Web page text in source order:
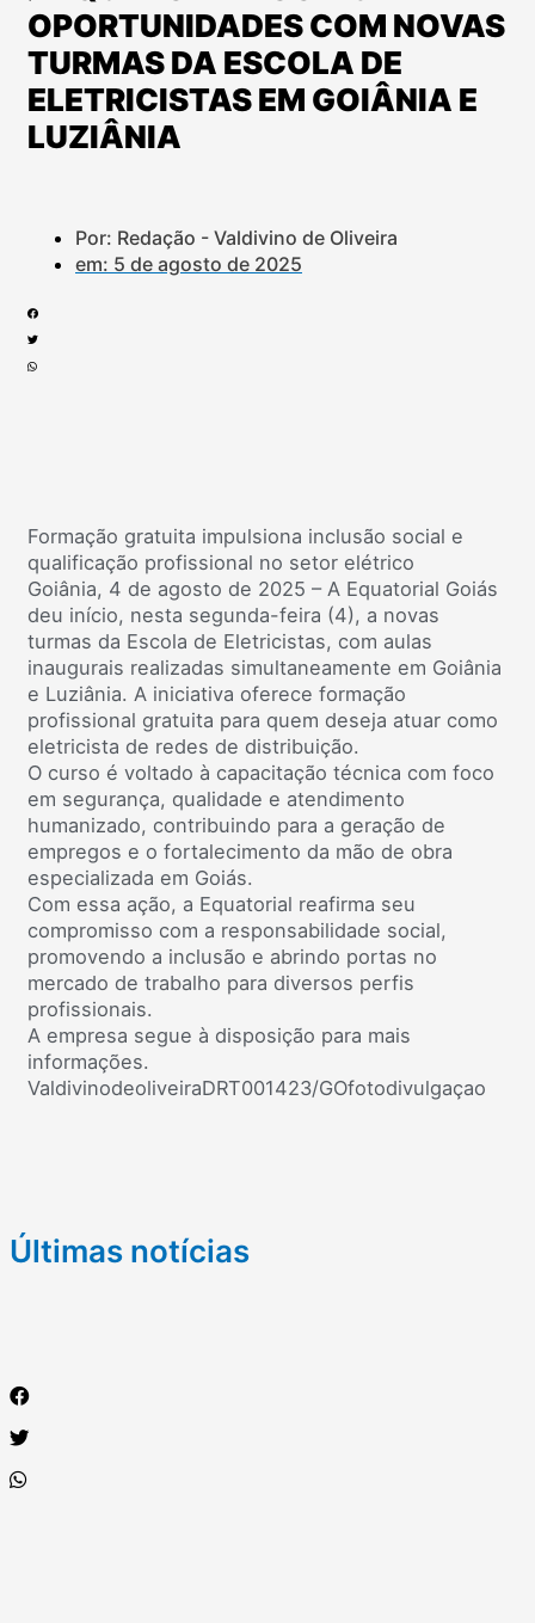
OPORTUNIDADES COM NOVAS
TURMAS DA ESCOLA DE
ELETRICISTAS EM GOIÂNIA E
LUZIÂNIA
Por: Redação - Valdivino de Oliveira
em: 5 de agosto de 2025
Formação gratuita impulsiona inclusão social e
qualificação profissional no setor elétrico
Goiânia, 4 de agosto de 2025 – A Equatorial Goiás
deu início, nesta segunda-feira (4), a novas
turmas da Escola de Eletricistas, com aulas
inaugurais realizadas simultaneamente em Goiânia
e Luziânia. A iniciativa oferece formação
profissional gratuita para quem deseja atuar como
eletricista de redes de distribuição.
O curso é voltado à capacitação técnica com foco
em segurança, qualidade e atendimento
humanizado, contribuindo para a geração de
empregos e o fortalecimento da mão de obra
especializada em Goiás.
Com essa ação, a Equatorial reafirma seu
compromisso com a responsabilidade social,
promovendo a inclusão e abrindo portas no
mercado de trabalho para diversos perfis
profissionais.
A empresa segue à disposição para mais
informações.
ValdivinodeoliveiraDRT001423/GOfotodivulgaçao
Últimas notícias